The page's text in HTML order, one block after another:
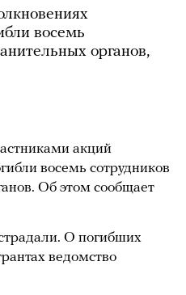
восемь
органов,
акций
восемь сотрудников
Об этом сообщает
О погибших
ведомство